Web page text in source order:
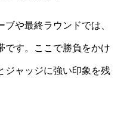
や最終ラウンドでは、
です。ここで勝負をかけ
ジャッジに強い印象を残